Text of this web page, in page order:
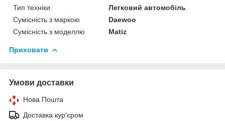
Тип техніки
Легковий автомобіль
Сумісність з маркою
Daewoo
Сумісність з моделлю
Matiz
Приховати
Умови доставки
Нова Пошта
Доставка кур'єром